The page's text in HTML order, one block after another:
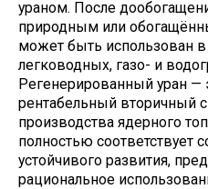
ураном. После
природным или
может быть использован
легководных, газо- и
Регенерированный уран —
рентабельный вторичный
производства ядерного
полностью
устойчивого развития,
рациональное